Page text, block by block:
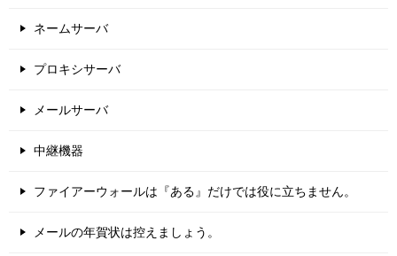
ネームサーバ
プロキシサーバ
メールサーバ
中継機器
ファイアーウォールは『ある』だけでは役に立ちません。
メールの年賀状は控えましょう。